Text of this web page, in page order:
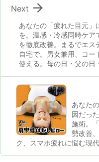
あなたの「疲れた目元」
を。温感・冷感同時ケア
を徹底改善。まるでエス
自宅で。男女兼用、コー
使える。母の日・父の日

Next
あなた
因だっ
施術。
勢改善
ク、スマホ疲れに悩む現